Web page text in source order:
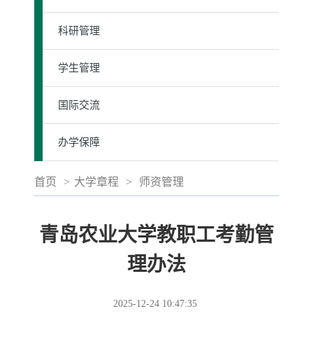
科研管理
学生管理
国际交流
办学保障
首页 > 大学章程 > 师资管理
青岛农业大学教职工考勤管
理办法
2025-12-24 10:47:35